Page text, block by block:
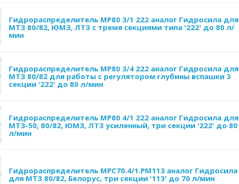
Гидрораспределитель MP80 3/1 222 аналог Гидросила для
МТЗ 80/82, ЮМЗ, ЛТЗ с тремя секциями типа '222' до 80 л/
мин
Гидрораспределитель MP80 3/4 222 аналог Гидросила для
МТЗ 80/82 для работы с регулятором глубины вспашки 3
секции '222' до 80 л/мин
Гидрораспределитель MP80 4/1 222 аналог Гидросила для
МТЗ-50, 80/82, ЮМЗ, ЛТЗ усиленный, три секции '222' до 80
л/мин
Гидрораспределитель MPC70.4/1.PM113 аналог Гидросила
для МТЗ 80/82, Белорус, три секции '113' до 70 л/мин